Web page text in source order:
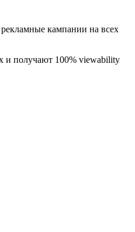
кампании на всех
и получают 100% viewability